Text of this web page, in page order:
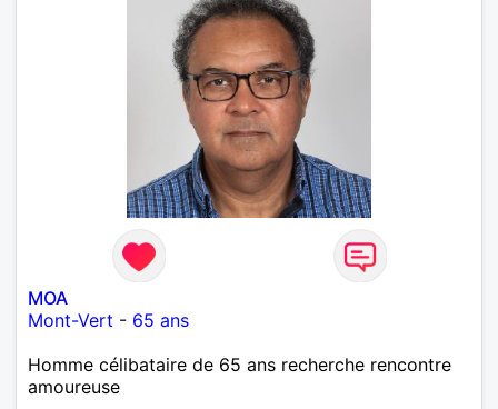
MOA
Mont-Vert - 65 ans
Homme célibataire de 65 ans recherche rencontre
amoureuse